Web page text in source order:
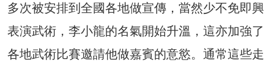
多次被安排到全國各地做宣傳，當然少不免即興
表演武術，李小龍的名氣開始升溫，這亦加強了
各地武術比賽邀請他做嘉賓的意慾。通常這些走